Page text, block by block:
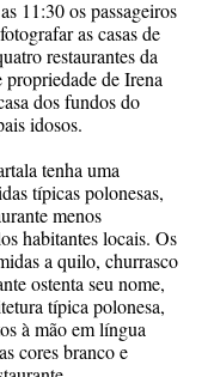
11:30 os passageiros
as casas de
restaurantes da
propriedade de Irena
dos fundos do
idosos.
tenha uma
típicas polonesas,
menos
habitantes locais. Os
a quilo, churrasco
ostenta seu nome,
típica polonesa,
à mão em língua
cores branco e